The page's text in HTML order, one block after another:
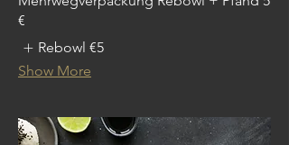
€
Rebowl €5
Show More